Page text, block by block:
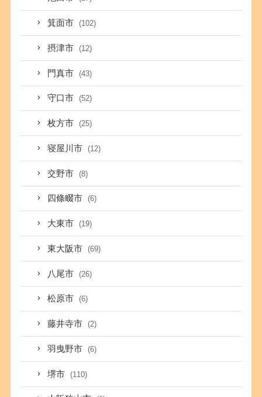
箕面市 (102)
摂津市 (12)
門真市 (43)
守口市 (52)
枚方市 (25)
寝屋川市 (12)
交野市 (8)
四條畷市 (6)
大東市 (19)
東大阪市 (69)
八尾市 (26)
松原市 (6)
藤井寺市 (2)
羽曳野市 (6)
堺市 (110)